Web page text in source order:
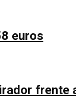
euros
frente